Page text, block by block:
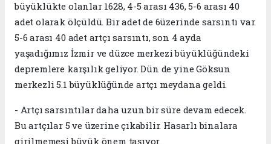
büyüklükte olanlar 1628, 4-5 arası 436, 5-6 arası 40
adet olarak ölçüldü. Bir adet de 6üzerinde sarsıntı var.
5-6 arası 40 adet artçı sarsıntı, son 4 ayda
yaşadığımız İzmir ve düzce merkezi büyüklüğündeki
depremlere karşılık geliyor. Dün de yine Göksun
merkezli 5.1 büyüklüğünde artçı meydana geldi.
- Artçı sarsıntılar daha uzun bir süre devam edecek.
Bu artçılar 5 ve üzerine çıkabilir. Hasarlı binalara
girilmemesi büyük önem taşıyor.